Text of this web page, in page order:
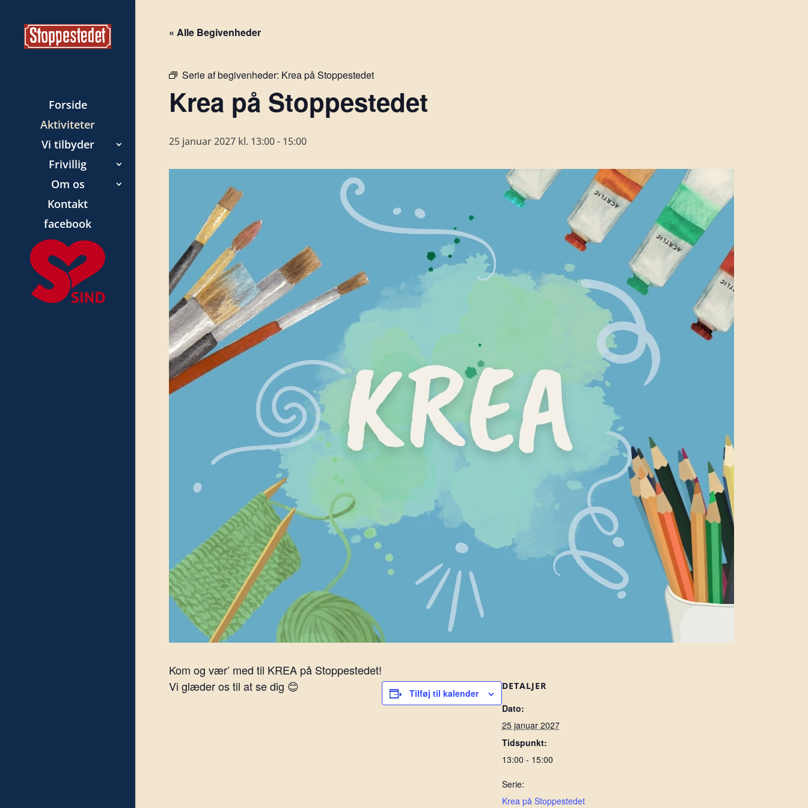
Forside
Aktiviteter
Vi tilbyder
Frivillig
Om os
Kontakt
facebook
« Alle Begivenheder
Serie af begivenheder: Krea på Stoppestedet
Krea på Stoppestedet
25 januar 2027 kl. 13:00- 15:00
Kom og vær’ med til KREA på Stoppestedet!
Vi glæder os til at se dig 😊
Tilføj til kalender
DETALJER
Dato:
25 januar 2027
Tidspunkt:
13:00 - 15:00
Serie:
Krea på Stoppestedet